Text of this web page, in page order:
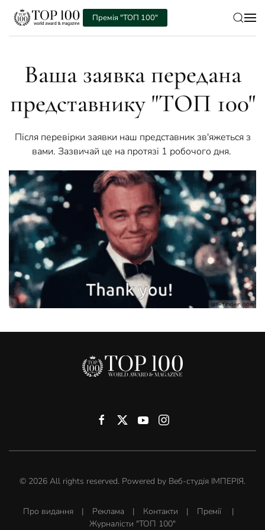
Премія "ТОП 100"
Ваша заявка передана
представнику "ТОП 100"
Після перевірки заявки наш представник зв'яжеться з
вами. Зазвичай це на протязі 1 робочого дня.
© 2026 All rights reserved. Powered by Веб-студія ІМПЕРІЯ.
Про видання| Реклама| Контакти | Премії|
Журналісти "ТОП 100"